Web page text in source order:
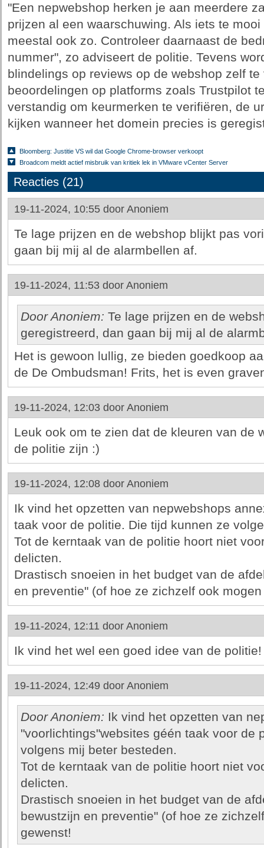
"Een nepwebshop herken je aan meerdere
prijzen al een waarschuwing. Als iets te
meestal ook zo. Controleer daarnaast de
nummer", zo adviseert de politie. Tevens
blindelings op reviews op de webshop zelf
beoordelingen op platforms zoals Trustpilot
verstandig om keurmerken te verifiëren, de
kijken wanneer het domein precies is
Bloomberg: Justitie VS wil dat Google Chrome-browser verkoopt
Broadcom meldt actief misbruik van kritiek lek in VMware vCenter Server
Reacties (21)
19-11-2024, 10:55 door Anoniem
Te lage prijzen en de webshop blijkt pas
gaan bij mij al de alarmbellen af.
19-11-2024, 11:53 door Anoniem
Door Anoniem: Te lage prijzen en de
geregistreerd, dan gaan bij mij al de
Het is gewoon lullig, ze bieden goedkoop
de De Ombudsman! Frits, het is even
19-11-2024, 12:03 door Anoniem
Leuk ook om te zien dat de kleuren van de
de politie zijn :)
19-11-2024, 12:08 door Anoniem
Ik vind het opzetten van nepwebshops
taak voor de politie. Die tijd kunnen ze
Tot de kerntaak van de politie hoort niet
delicten.
Drastisch snoeien in het budget van de
en preventie" (of hoe ze zichzelf ook
19-11-2024, 12:11 door Anoniem
Ik vind het wel een goed idee van de politie!
19-11-2024, 12:49 door Anoniem
Door Anoniem: Ik vind het opzetten van
"voorlichtings"websites géén taak voor de
volgens mij beter besteden.
Tot de kerntaak van de politie hoort niet
delicten.
Drastisch snoeien in het budget van de
bewustzijn en preventie" (of hoe ze
gewenst!